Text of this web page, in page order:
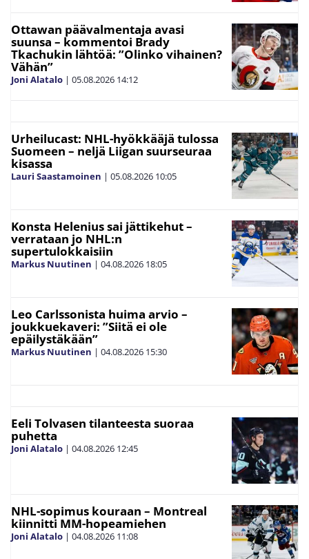
Ottawan päävalmentaja avasi
suunsa – kommentoi Brady
Tkachukin lähtöä: ”Olinko vihainen?
Vähän”
Joni Alatalo | 05.08.2026 14:12
Urheilucast: NHL-hyökkääjä tulossa
Suomeen – neljä Liigan suurseuraa
kisassa
Lauri Saastamoinen | 05.08.2026 10:05
Konsta Helenius sai jättikehut –
verrataan jo NHL:n
supertulokkaisiin
Markus Nuutinen | 04.08.2026 18:05
Leo Carlssonista huima arvio –
joukkuekaveri: ”Siitä ei ole
epäilystäkään”
Markus Nuutinen | 04.08.2026 15:30
Eeli Tolvasen tilanteesta suoraa
puhetta
Joni Alatalo | 04.08.2026 12:45
NHL-sopimus kouraan – Montreal
kiinnitti MM-hopeamiehen
Joni Alatalo | 04.08.2026 11:08